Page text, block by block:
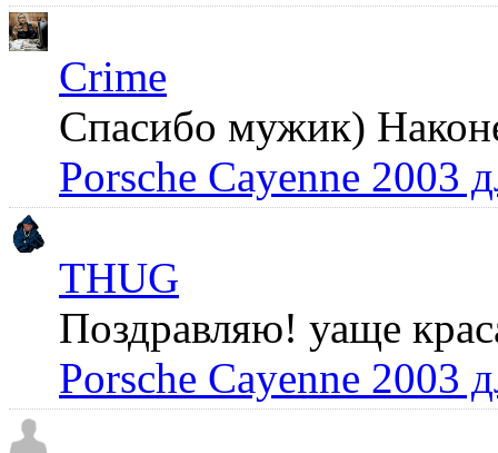
Crime
Спасибо мужик)
Porsche Cayenne 2003
THUG
Поздравляю! уаще
Porsche Cayenne 2003